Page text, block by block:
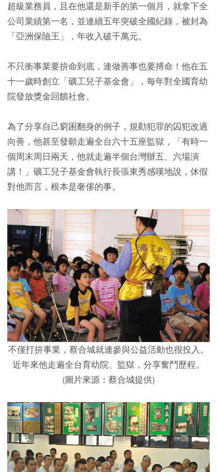
超級業務員，且在他還是新手的第一個月，就拿下全
公司業績第一名，並連續五年突破全國紀錄，被封為
「亞洲保險王」，年收入破千萬元。
不只衝事業要拚命到底，連做善事也要搏命！他在五
十一歲時創立「礦工兒子基金會」，每年對全國育幼
院發放獎金回饋社會。
為了分享自己窮困翻身的例子，規勸犯罪的囚犯改過
向善，他甚至發願走遍全台六十五座監獄，「有時一
個周末周日兩天，他就走遍半個台灣辦五、六場演
講！」礦工兒子基金會執行長張東秀感嘆地說，休假
對他而言，根本是奢侈的事。
不僅打拚事業，蔡合城就連參與公益活動也很投入。
近年來他走遍全台育幼院、監獄，分享奮鬥歷程。
(圖片來源：蔡合城提供)